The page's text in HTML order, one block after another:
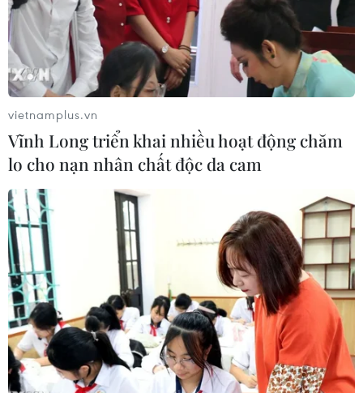
(Ảnh: Văn Xuyên/TTXVN)
Chỉ còn chưa đầy 1 tuần lễ nữa là đến dịp nghỉ
lễ Ngày Giải phóng miền Nam thống nhất đất
nước (30/4) và Ngày Quốc tế Lao động (1/5).
Người lao động sẽ được nghỉ lễ 4 ngày liền và
đây cũng là dịp để mọi người lên kế hoạch đi
nghỉ dưỡng, du lịch, tham quan hoặc về thăm
vietnamplus.vn
Vĩnh Long triển khai nhiều hoạt động chăm
lo cho nạn nhân chất độc da cam